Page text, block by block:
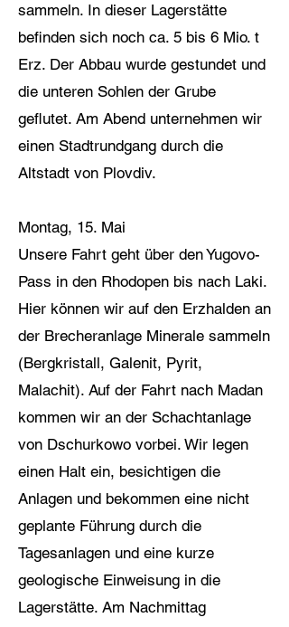
sammeln. In dieser Lagerstätte
befinden sich noch ca. 5 bis 6 Mio. t
Erz. Der Abbau wurde gestundet und
die unteren Sohlen der Grube
geflutet. Am Abend unternehmen wir
einen Stadtrundgang durch die
Altstadt von Plovdiv.
Montag, 15. Mai
Unsere Fahrt geht über den Yugovo-
Pass in den Rhodopen bis nach Laki.
Hier können wir auf den Erzhalden an
der Brecheranlage Minerale sammeln
(Bergkristall, Galenit, Pyrit,
Malachit). Auf der Fahrt nach Madan
kommen wir an der Schachtanlage
von Dschurkowo vorbei. Wir legen
einen Halt ein, besichtigen die
Anlagen und bekommen eine nicht
geplante Führung durch die
Tagesanlagen und eine kurze
geologische Einweisung in die
Lagerstätte. Am Nachmittag